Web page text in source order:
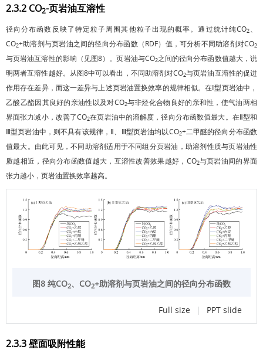
2.3.2 CO2-页岩油互溶性
径向分布函数反映了特定粒子周围其他粒子出现的概率。通过统计纯CO2、
CO2+助溶剂与页岩油之间的径向分布函数（RDF）值，可分析不同助溶剂对CO2
与页岩油互溶性的影响（见图8）。页岩油与CO2之间的径向分布函数值越大，说
明两者互溶性越好。从图8中可以看出，不同助溶剂对CO2与页岩油互溶性的促进
作用存在差异，而这一差异与上述页岩油置换效率的规律相似。在Ⅰ型页岩油中，
乙酸乙酯因其良好的亲油性以及对CO2与非烃化合物良好的亲和性，使气油两相
界面张力减小，改善了CO2在页岩油中的溶解度，径向分布函数值最大。在Ⅱ型和
Ⅲ型页岩油中，则不具有该规律，Ⅱ、Ⅲ型页岩油均以CO2+二甲醚的径向分布函数
值最大。由此可见，不同助溶剂适用于不同组分页岩油，助溶剂性质与页岩油性
质越相近，径向分布函数值越大，互溶性改善效果越好，CO2与页岩油间的界面
张力越小，页岩油置换效率越高。
图8 纯CO2、CO2+助溶剂与页岩油之间的径向分布函数
Full size | PPT slide
2.3.3 壁面吸附性能